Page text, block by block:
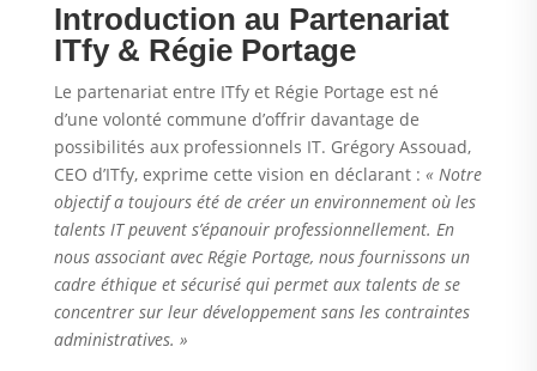
Introduction au Partenariat
ITfy & Régie Portage
Le partenariat entre ITfy et Régie Portage est né
d’une volonté commune d’offrir davantage de
possibilités aux professionnels IT. Grégory Assouad,
CEO d’ITfy, exprime cette vision en déclarant : « Notre
objectif a toujours été de créer un environnement où les
talents IT peuvent s’épanouir professionnellement. En
nous associant avec Régie Portage, nous fournissons un
cadre éthique et sécurisé qui permet aux talents de se
concentrer sur leur développement sans les contraintes
administratives. »